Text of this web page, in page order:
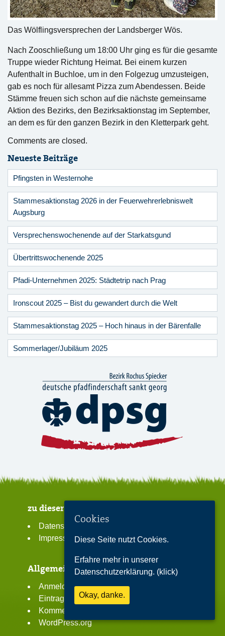
Das Wölflingsversprechen der Landsberger Wös.
Nach Zooschließung um 18:00 Uhr ging es für die gesamte
Truppe wieder Richtung Heimat. Bei einem kurzen
Aufenthalt in Buchloe, um in den Folgezug umzusteigen,
gab es noch für allesamt Pizza zum Abendessen. Beide
Stämme freuen sich schon auf die nächste gemeinsame
Aktion des Bezirks, den Bezirksaktionstag im September,
an dem es für den ganzen Bezirk in den Kletterpark geht.
Comments are closed.
Neueste Beiträge
Pfingsten in Westernohe
Stammesaktionstag 2026 in der Feuerwehrerlebniswelt
Augsburg
Versprechenswochenende auf der Starkatsgund
Übertrittswochenende 2025
Pfadi-Unternehmen 2025: Städtetrip nach Prag
Ironscout 2025 – Bist du gewandert durch die Welt
Stammesaktionstag 2025 – Hoch hinaus in der Bärenfalle
Sommerlager/Jubiläum 2025
zu dieser Seite
Datenschutzerklärung
Impressum
Allgemeines
Anmelden
Eintrags-Feed
Kommentar-Feed
WordPress.org
Cookies
Diese Seite nutzt Cookies.
Erfahre mehr in unserer
Datenschutzerklärung. (klick)
Okay, danke.